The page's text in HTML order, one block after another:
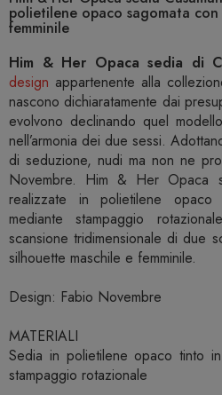
polietilene opaco sagomata
femminile
Him & Her Opaca sedia di
design appartenente alla
nascono dichiaratamente dai
evolvono declinando quel
nell’armonia dei due sessi.
di seduzione, nudi ma non ne
Novembre. Him & Her Opaca
realizzate in polietilene
mediante stampaggio
scansione tridimensionale di due
silhouette maschile e femminile.
Design: Fabio Novembre
MATERIALI
Sedia in polietilene opaco tinto
stampaggio rotazionale